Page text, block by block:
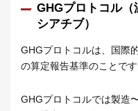
GHGプロトコル
シアチブ）
GHGプロトコルは、国際
の算定報告基準のことです
GHGプロトコルでは製造